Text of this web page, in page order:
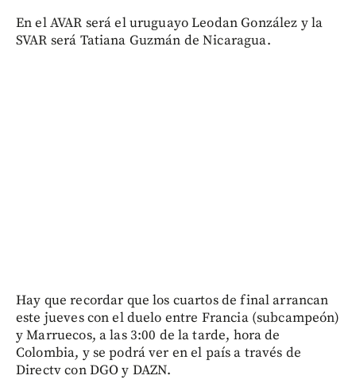
En el AVAR será el uruguayo Leodan González y la
SVAR será Tatiana Guzmán de Nicaragua.
Hay que recordar que los cuartos de final arrancan
este jueves con el duelo entre Francia (subcampeón)
y Marruecos, a las 3:00 de la tarde, hora de
Colombia, y se podrá ver en el país a través de
Directv con DGO y DAZN.